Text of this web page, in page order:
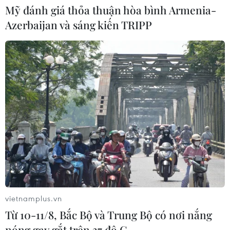
CƠ QUAN CHỦ QUẢN: THÔNG TẤN XÃ VIỆT NAM
Tổng Biên tập: TRẦN TIẾN DUẨN
Phó Tổng Biên tập: NGUYỄN THỊ TÁM, KHÚC THANH
THỦY
Sở hữu trí tuệ
Quy định sử dụng
RSS
Hỗ trợ
Ngôn ngữ
TTXVN
Dịch vụ tin
Quảng cáo
Liên hệ
Giấy phép số: 1374/GP-BTTTT do Bộ Thông tin và Truyền thông
Mỹ đánh giá thỏa thuận hòa bình Armenia-
Azerbaijan và sáng kiến TRIPP
vietnamplus.vn
Từ 10-11/8, Bắc Bộ và Trung Bộ có nơi nắng